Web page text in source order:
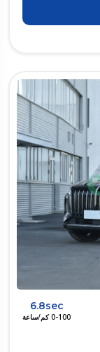
6.8sec
0-100 كم/ساعة